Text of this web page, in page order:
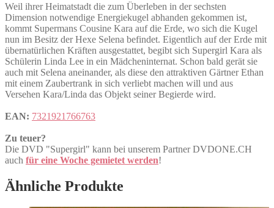
Weil ihrer Heimatstadt die zum Überleben in der sechsten
Dimension notwendige Energiekugel abhanden gekommen ist,
kommt Supermans Cousine Kara auf die Erde, wo sich die Kugel
nun im Besitz der Hexe Selena befindet. Eigentlich auf der Erde mit
übernatürlichen Kräften ausgestattet, begibt sich Supergirl Kara als
Schülerin Linda Lee in ein Mädcheninternat. Schon bald gerät sie
auch mit Selena aneinander, als diese den attraktiven Gärtner Ethan
mit einem Zaubertrank in sich verliebt machen will und aus
Versehen Kara/Linda das Objekt seiner Begierde wird.
EAN: 7321921766763
Zu teuer?
Die DVD "Supergirl" kann bei unserem Partner DVDONE.CH
auch für eine Woche gemietet werden!
Ähnliche Produkte